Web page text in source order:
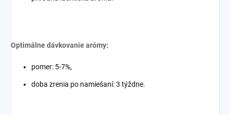
Optimálne dávkovanie arómy:
pomer: 5-7%,
doba zrenia po namiešaní: 3 týždne.